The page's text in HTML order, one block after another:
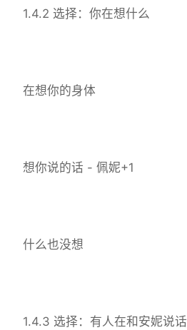
1.4.2 选择：你在想什么
在想你的身体
想你说的话 - 佩妮+1
什么也没想
1.4.3 选择：有人在和安妮说话